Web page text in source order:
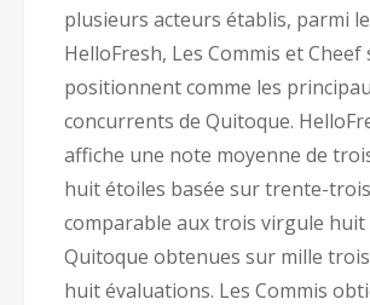
plusieurs acteurs établis, parmi
HelloFresh, Les Commis et Cheef
positionnent comme les
concurrents de Quitoque.
affiche une note moyenne de
huit étoiles basée sur trente-
comparable aux trois virgule huit
Quitoque obtenues sur mille
huit évaluations. Les Commis